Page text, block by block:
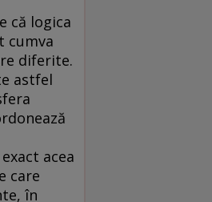
că logica
cumva
diferite.
astfel
acea
care
în